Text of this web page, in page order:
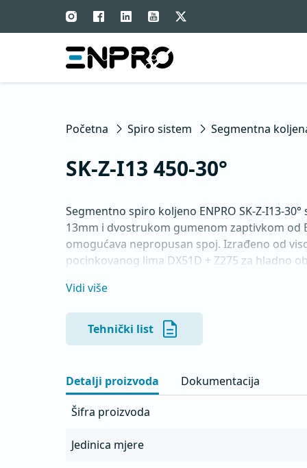
Početna Spiro sistem Segmentna
SK-Z-I13 450-30°
Segmentno spiro koljeno ENPRO SK-Z-I13-
13mm i dvostrukom gumenom zaptivkom od
omogućava nepropusan spoj. Izrađeno od
pocinkovanog lima DX51D + Z275 za hladno
Vidi više
Tehnički list
Detalji proizvoda Dokumentacija
Šifra proizvoda
Jedinica mjere